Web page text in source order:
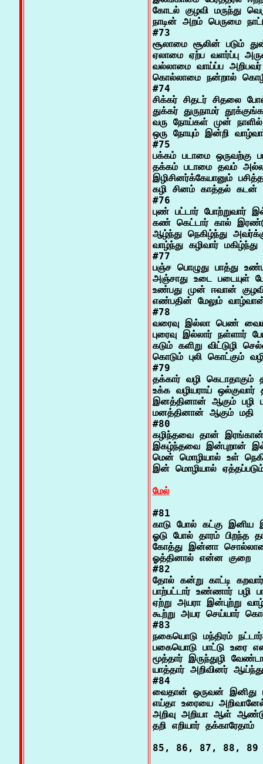
கோடல் குழவி மருந்து
நாடின் அறம் பெருமை
#73
சூலாமை சூலின் படும்
ஏலாமை ஏற்ப வளர்ப்பு
வல்லாமை வாய்ப்ப
கொல்லாமை நன்றால்
#74
சிக்கர் சிதடர் சிதலை
துக்கர் துருநாமர்
வரு நோய்கள் முன்
ஒரு நோயும் இன்றி
#75
பக்கம் படாமை ஒருவற்கு
தக்கம் படாமை தவம்
இழிசினர்க்கேயானும்
கழி சினம் காத்தல் கடன்
#76
புண் பட்டார் போற்றுவார்
கண் கெட்டார் கால்
ஆழ்ந்து நெகிழ்ந்து
வாழ்ந்து கழிவார் மகிழ்ந்து
#77
பஞ்ச பொழுது பாத்து
அஞ்சாது உடை படையுள்
உண்பது முன் ஈவான்
எண்பதின் மேலும்
#78
வரைவு இல்லா பெண்
புரைவு இல்லார்
கடும் களிறு விட்டுழி
கொடும் புலி கொட்கும்
#79
தக்கார் வழி கெடாதாகும்
உக்க வழியராய் ஒல்குவார்
இனத்தினான் ஆகும் பழி
மனத்தினான் ஆகும் மதி
#80
கழிந்தவை தான்
இகழ்ந்தவை இன்புறான்
மென் மொழியால் உள்
இன் மொழியால்
மேல்
#81
காடு போல் கட்கு இனிய
ஓடு போல் தாரம் பிறந்த
கோத்து இன்னா
ஓத்தினால் என்ன குறை
#82
தோல் கன்று காட்டி
பாற்பட்டார் உண்ணார் பழி
ஏற்று அயரா இன்புற்று
கூற்று அயர செய்யார்
#83
நகையொடு மந்திரம்
பகையொடு பாட்டு உரை
மூத்தார் இருந்துழி
யாத்தார் அறிவினர் ஆய்ந்து
#84
வைதான் ஒருவன் இனிது
எய்தா உரையை
அறிவு அறியா ஆள்
தறி எறியார் தக்காரேதாம்
85, 86, 87, 88, 89